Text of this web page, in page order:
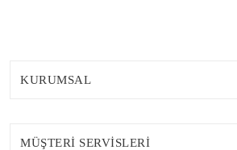
KURUMSAL
MÜŞTERİ SERVİSLERİ